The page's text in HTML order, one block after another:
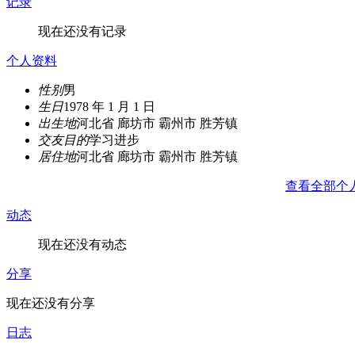
现在还没有记录
个人资料
性别男
生日1978 年 1 月 1 日
出生地河北省 廊坊市 霸州市 胜芳镇
交友目的学习进步
居住地河北省 廊坊市 霸州市 胜芳镇
查看全部个
动态
现在还没有动态
分享
现在还没有分享
日志